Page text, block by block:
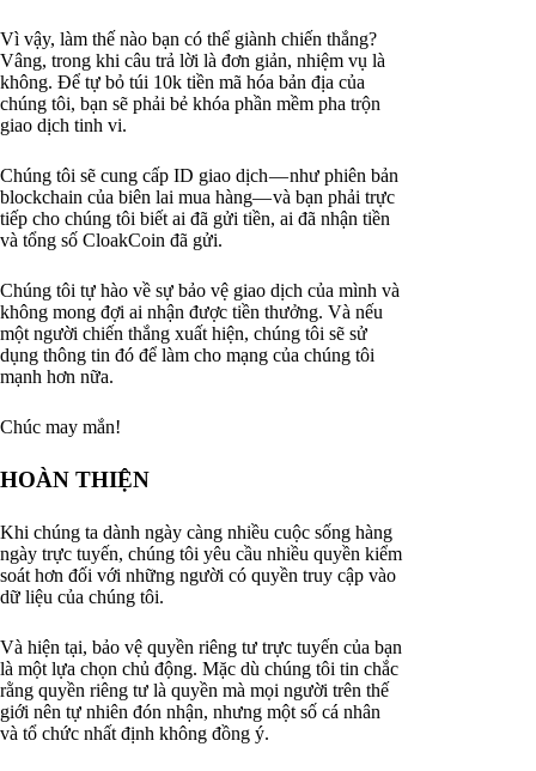
Vì vậy, làm thế nào bạn có thể giành chiến thắng?
Vâng, trong khi câu trả lời là đơn giản, nhiệm vụ là
không. Để tự bỏ túi 10k tiền mã hóa bản địa của
chúng tôi, bạn sẽ phải bẻ khóa phần mềm pha trộn
giao dịch tinh vi.
Chúng tôi sẽ cung cấp ID giao dịch — như phiên bản
blockchain của biên lai mua hàng— và bạn phải trực
tiếp cho chúng tôi biết ai đã gửi tiền, ai đã nhận tiền
và tổng số CloakCoin đã gửi.
Chúng tôi tự hào về sự bảo vệ giao dịch của mình và
không mong đợi ai nhận được tiền thưởng. Và nếu
một người chiến thắng xuất hiện, chúng tôi sẽ sử
dụng thông tin đó để làm cho mạng của chúng tôi
mạnh hơn nữa.
Chúc may mắn!
HOÀN THIỆN
Khi chúng ta dành ngày càng nhiều cuộc sống hàng
ngày trực tuyến, chúng tôi yêu cầu nhiều quyền kiểm
soát hơn đối với những người có quyền truy cập vào
dữ liệu của chúng tôi.
Và hiện tại, bảo vệ quyền riêng tư trực tuyến của bạn
là một lựa chọn chủ động. Mặc dù chúng tôi tin chắc
rằng quyền riêng tư là quyền mà mọi người trên thế
giới nên tự nhiên đón nhận, nhưng một số cá nhân
và tổ chức nhất định không đồng ý.